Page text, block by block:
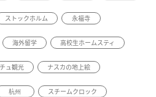
ストックホルム 永福寺
海外留学 高校生ホームスティ
ュ観光 ナスカの地上絵
杭州 スチームクロック